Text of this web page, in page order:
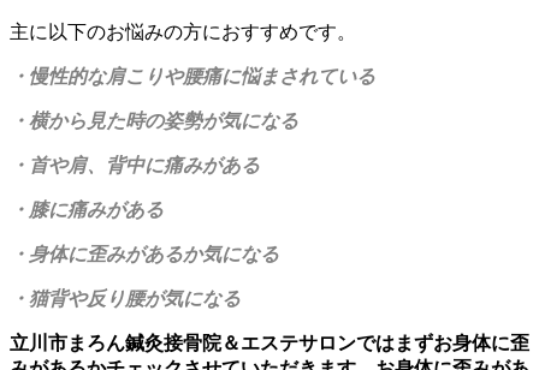
主に以下のお悩みの方におすすめです。
・慢性的な肩こりや腰痛に悩まされている
・横から見た時の姿勢が気になる
・首や肩、背中に痛みがある
・膝に痛みがある
・身体に歪みがあるか気になる
・猫背や反り腰が気になる
立川市まろん鍼灸接骨院＆エステサロンではまずお身体に歪